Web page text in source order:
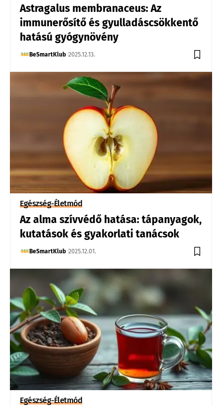
Astragalus membranaceus: Az
immunerősítő és gyulladáscsökkentő
hatású gyógynövény
BeSmartKlub 2025.12.13.
Egészség-Életmód
Az alma szívvédő hatása: tápanyagok,
kutatások és gyakorlati tanácsok
BeSmartKlub 2025.12.01.
Egészség-Életmód